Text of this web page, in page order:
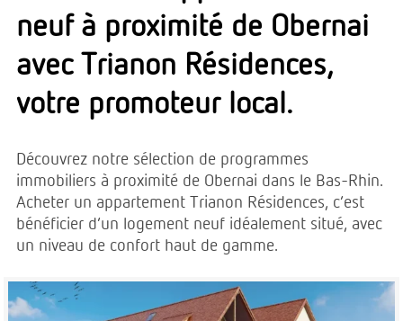
neuf à proximité de Obernai
avec Trianon Résidences,
votre promoteur local.
Découvrez notre sélection de programmes
immobiliers à proximité de Obernai dans le Bas-Rhin.
Acheter un appartement Trianon Résidences, c’est
bénéficier d’un logement neuf idéalement situé, avec
un niveau de confort haut de gamme.